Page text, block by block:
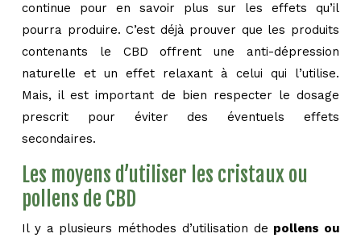
continue pour en savoir plus sur les effets qu’il
pourra produire. C’est déjà prouver que les produits
contenants le CBD offrent une anti-dépression
naturelle et un effet relaxant à celui qui l’utilise.
Mais, il est important de bien respecter le dosage
prescrit pour éviter des éventuels effets
secondaires.
Les moyens d’utiliser les cristaux ou
pollens de CBD
Il y a plusieurs méthodes d’utilisation de pollens ou